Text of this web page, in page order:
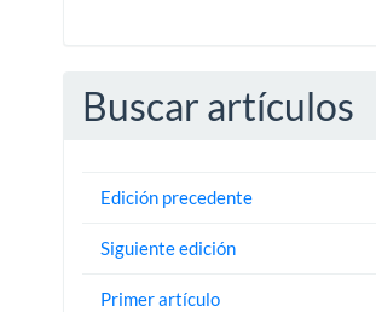
Buscar artículos
Edición precedente
Siguiente edición
Primer artículo